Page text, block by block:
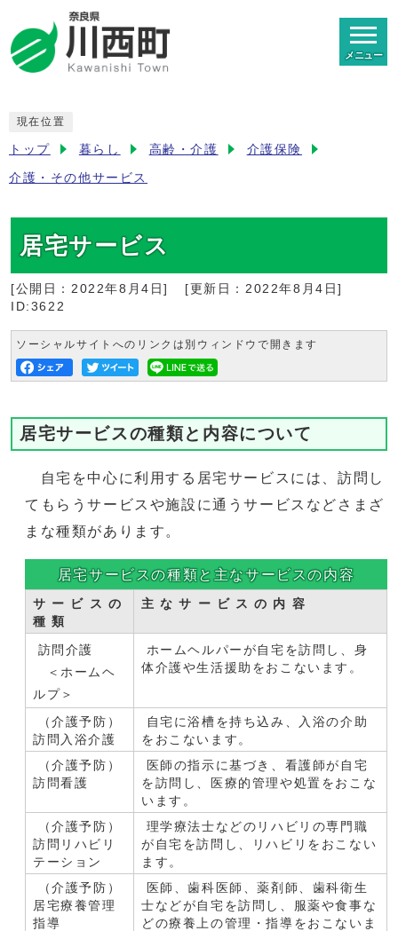
メニュー
現在位置
トップ 暮らし 高齢・介護 介護保険
介護・その他サービス
居宅サービス
[公開日： 2022年8月4日] [更新日： 2022年8月4日]
ID:3622
ソーシャルサイトへのリンクは別ウィンドウで開きます
居宅サービスの種類と内容について
自宅を中心に利用する居宅サービスには、訪問し
てもらうサービスや施設に通うサービスなどさまざ
まな種類があります。
居宅サービスの種類と主なサービスの内容
サ ー ビ ス の
種 類
主 な サ ー ビ ス の 内 容
訪問介護
＜ホームヘ
ルプ＞
ホームヘルパーが自宅を訪問し、身
体介護や生活援助をおこないます。
（介護予防）
訪問入浴介護
自宅に浴槽を持ち込み、入浴の介助
をおこないます。
（介護予防）
訪問看護
医師の指示に基づき、看護師が自宅
を訪問し、医療的管理や処置をおこな
います。
（介護予防）
訪問リハビリ
テーション
理学療法士などのリハビリの専門職
が自宅を訪問し、リハビリをおこない
ます。
（介護予防）
居宅療養管理
指導
医師、歯科医師、薬剤師、歯科衛生
士などが自宅を訪問し、服薬や食事な
どの療養上の管理・指導をおこないま